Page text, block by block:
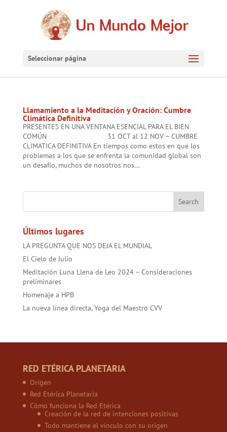
Seleccionar página
Llamamiento a la Meditación y Oración: Cumbre
Climática Definitiva
PRESENTES EN UNA VENTANA ESENCIAL PARA EL BIEN
COMÚN 31 OCT al 12 NOV – CUMBRE
CLIMATICA DEFINITIVA En tiempos como estos en que los
problemas a los que se enfrenta la comunidad global son
un desafío, muchos de nosotros nos...
Últimos lugares
LA PREGUNTA QUE NOS DEJA EL MUNDIAL
El Cielo de Julio
Meditación Luna Llena de Leo 2024 – Consideraciones
preliminares
Homenaje a HPB
La nueva línea directa, Yoga del Maestro CVV
RED ETÉRICA PLANETARIA
Origen
Red Etérica Planetaria
Cómo funciona la Red Etérica
Creación de la red de intenciones positivas
Todo mantiene el vínculo con su origen